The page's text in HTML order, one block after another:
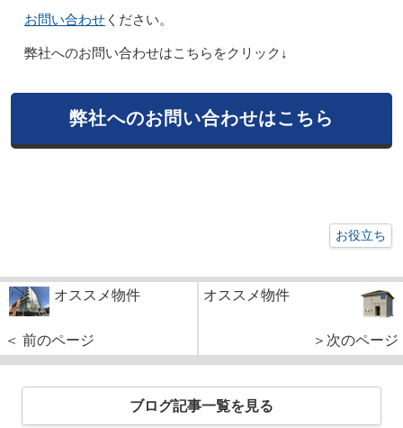
お問い合わせください。
弊社へのお問い合わせはこちらをクリック↓
弊社へのお問い合わせはこちら
お役立ち
オススメ物件
＜ 前のページ
オススメ物件
＞次のページ
ブログ記事一覧を見る